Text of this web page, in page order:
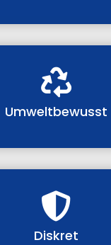
Umweltbewusst
Diskret